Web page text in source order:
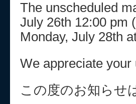
The unscheduled
July 26th 12:00 pm
Monday, July 28th
We appreciate your
この度のお知らせ